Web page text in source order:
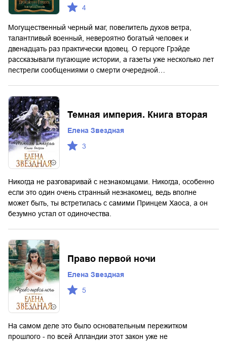
4
Могущественный черный маг, повелитель духов ветра,
талантливый военный, невероятно богатый человек и
двенадцать раз практически вдовец. О герцоге Грэйде
рассказывали пугающие истории, а газеты уже несколько лет
пестрели сообщениями о смерти очередной…
Темная империя. Книга вторая
Елена Звездная
3
Никогда не разговаривай с незнакомцами. Никогда, особенно
если это один очень странный незнакомец, ведь вполне
может быть, ты встретилась с самими Принцем Хаоса, а он
безумно устал от одиночества.
Право первой ночи
Елена Звездная
5
На самом деле это было основательным пережитком
прошлого - по всей Алландии этот закон уже не